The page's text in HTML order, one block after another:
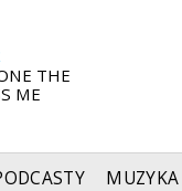
THE
ME
MUZYKA